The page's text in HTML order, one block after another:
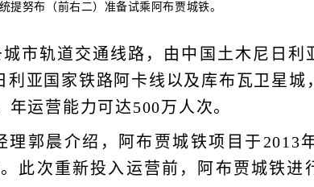
提努布（前右二）准备试乘阿布贾城铁。
市轨道交通线路，由中国土木尼日利
亚国家铁路阿卡线以及库布瓦卫星城
运营能力可达500万人次。
郭晨介绍，阿布贾城铁项目于2013
此次重新投入运营前，阿布贾城铁进